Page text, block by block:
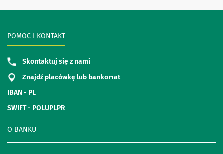
O BANKU
POMOC I KONTAKT
Skontaktuj się z nami
Znajdź placówkę lub bankomat
IBAN - PL
SWIFT - POLUPLPR